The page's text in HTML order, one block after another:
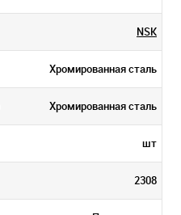
NSK
Хромированная сталь
Хромированная сталь
шт
2308